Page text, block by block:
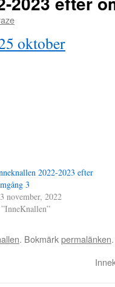
oktober
2022-2023 efter
3
november, 2022
. Bokmärkpermalänken.